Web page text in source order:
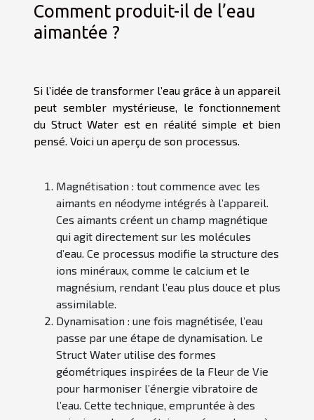
Comment produit-il de l’eau
aimantée ?
Si l’idée de transformer l’eau grâce à un appareil
peut sembler mystérieuse, le fonctionnement
du Struct Water est en réalité simple et bien
pensé. Voici un aperçu de son processus.
Magnétisation : tout commence avec les
aimants en néodyme intégrés à l’appareil.
Ces aimants créent un champ magnétique
qui agit directement sur les molécules
d’eau. Ce processus modifie la structure des
ions minéraux, comme le calcium et le
magnésium, rendant l’eau plus douce et plus
assimilable.
Dynamisation : une fois magnétisée, l’eau
passe par une étape de dynamisation. Le
Struct Water utilise des formes
géométriques inspirées de la Fleur de Vie
pour harmoniser l’énergie vibratoire de
l’eau. Cette technique, empruntée à des